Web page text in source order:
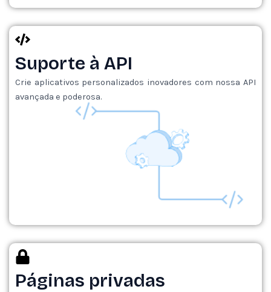
Suporte à API
Crie aplicativos personalizados inovadores com nossa API
avançada e poderosa.
Páginas privadas